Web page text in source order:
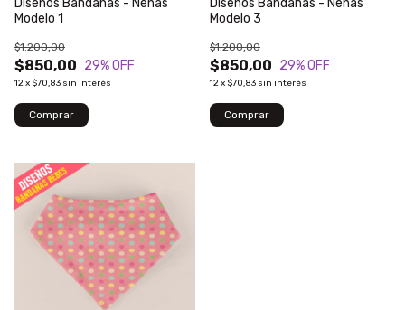
Diseños Bandanas - Nenas
Modelo 1
$850,00
$1.200,00
29% OFF
12x $70,83 sin interés
Diseños Bandanas - Nenas
Modelo 3
$850,00
$1.200,00
29% OFF
12x $70,83 sin interés